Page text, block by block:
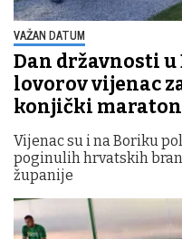
VAŽAN DATUM
Dan državnosti u
lovorov vijenac
konjički
Vijenac su i na Boriku
poginulih hrvatskih
županije